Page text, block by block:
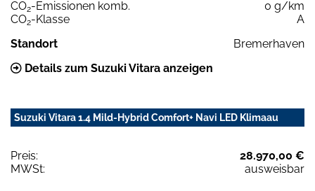
CO2-Emissionen komb.
0 g/km
CO2-Klasse
A
Standort
Bremerhaven
Details zum Suzuki Vitara anzeigen
Suzuki Vitara 1.4 Mild-Hybrid Comfort+ Navi LED Klimaau
Preis:
28.970,00 €
MWSt:
ausweisbar